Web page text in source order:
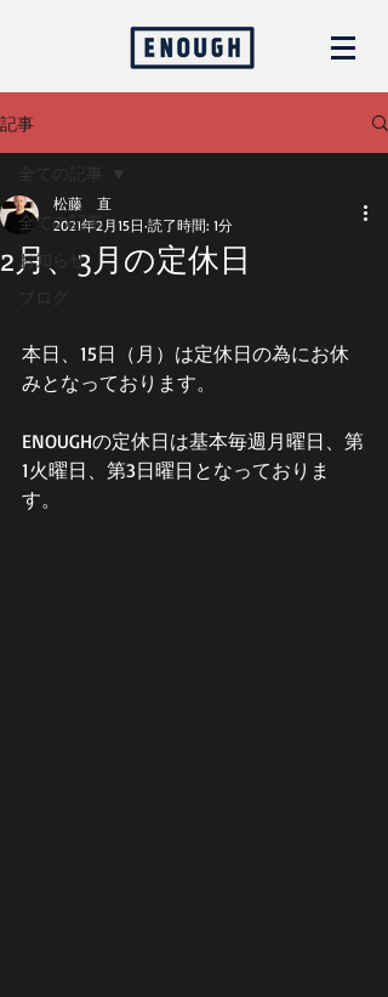
記事
全ての記事
お知らせ
ブログ
全ての記事
2月、3月の定休日
松藤 直
2021年2月15日 読了時間: 1分
本日、15日（月）は定休日の為にお休
みとなっております。
ENOUGHの定休日は基本毎週月曜日、第
1火曜日、第3日曜日となっておりま
す。